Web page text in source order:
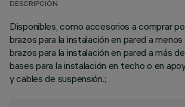
DESCRIPCIÓN
Disponibles, como accesorios a comprar
brazos para la instalación en pared a
brazos para la instalación en pared a más
bases para la instalación en techo o en
y cables de suspensión.;